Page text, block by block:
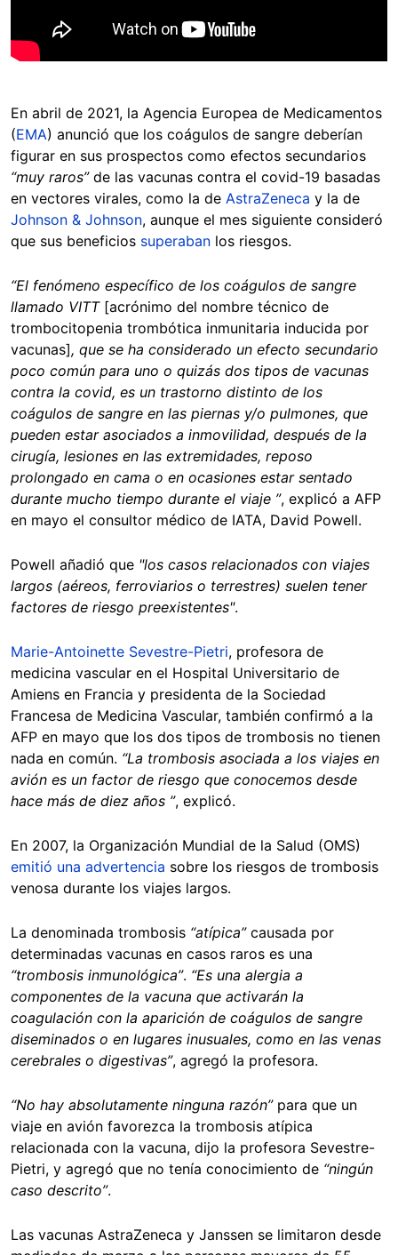
En abril de 2021, la Agencia Europea de Medicamentos
(EMA) anunció que los coágulos de sangre deberían
figurar en sus prospectos como efectos secundarios
“muy raros”de las vacunas contra el covid-19 basadas
en vectores virales, como la de AstraZeneca y la de
Johnson & Johnson, aunque el mes siguiente consideró
que sus beneficios superaban los riesgos.
“El fenómeno específico de los coágulos de sangre
llamado VITT[acrónimo del nombre técnico de
trombocitopenia trombótica inmunitaria inducida por
vacunas], que se ha considerado un efecto secundario
poco común para uno o quizás dos tipos de vacunas
contra la covid, es un trastorno distinto de los
coágulos de sangre en las piernas y/o pulmones, que
pueden estar asociados a inmovilidad, después de la
cirugía, lesiones en las extremidades, reposo
prolongado en cama o en ocasiones estar sentado
durante mucho tiempo durante el viaje ”, explicó a AFP
en mayo el consultor médico de IATA, David Powell.
Powell añadió que "los casos relacionados con viajes
largos (aéreos, ferroviarios o terrestres) suelen tener
factores de riesgo preexistentes".
Marie-Antoinette Sevestre-Pietri, profesora de
medicina vascular en el Hospital Universitario de
Amiens en Francia y presidenta de la Sociedad
Francesa de Medicina Vascular, también confirmó a la
AFP en mayo que los dos tipos de trombosis no tienen
nada en común. “La trombosis asociada a los viajes en
avión es un factor de riesgo que conocemos desde
hace más de diez años ”, explicó.
En 2007, la Organización Mundial de la Salud (OMS)
emitió una advertencia sobre los riesgos de trombosis
venosa durante los viajes largos.
La denominada trombosis “atípica”causada por
determinadas vacunas en casos raros es una
“trombosis inmunológica”. “Es una alergia a
componentes de la vacuna que activarán la
coagulación con la aparición de coágulos de sangre
diseminados o en lugares inusuales, como en las venas
cerebrales o digestivas”, agregó la profesora.
“No hay absolutamente ninguna razón”para que un
viaje en avión favorezca la trombosis atípica
relacionada con la vacuna, dijo la profesora Sevestre-
Pietri, y agregó que no tenía conocimiento de “ningún
caso descrito”.
Las vacunas AstraZeneca y Janssen se limitaron desde